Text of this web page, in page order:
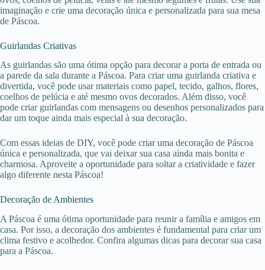
imaginação e crie uma decoração única e personalizada para sua mesa
de Páscoa.
Guirlandas Criativas
As guirlandas são uma ótima opção para decorar a porta de entrada ou
a parede da sala durante a Páscoa. Para criar uma guirlanda criativa e
divertida, você pode usar materiais como papel, tecido, galhos, flores,
coelhos de pelúcia e até mesmo ovos decorados. Além disso, você
pode criar guirlandas com mensagens ou desenhos personalizados para
dar um toque ainda mais especial à sua decoração.
Com essas ideias de DIY, você pode criar uma decoração de Páscoa
única e personalizada, que vai deixar sua casa ainda mais bonita e
charmosa. Aproveite a oportunidade para soltar a criatividade e fazer
algo diferente nesta Páscoa!
Decoração de Ambientes
A Páscoa é uma ótima oportunidade para reunir a família e amigos em
casa. Por isso, a decoração dos ambientes é fundamental para criar um
clima festivo e acolhedor. Confira algumas dicas para decorar sua casa
para a Páscoa.